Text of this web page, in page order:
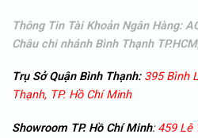
Thông Tin Tài Khoản Ngân Hàng:
Châu chi nhánh Bình Thạnh
Trụ Sở Quận Bình Thạnh: 395 Bình
Thạnh, TP. Hồ Chí Minh
Showroom TP. Hồ Chí Minh:459 Lê